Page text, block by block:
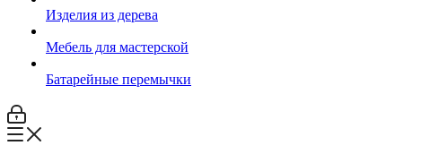
Изделия из дерева
Мебель для мастерской
Батарейные перемычки